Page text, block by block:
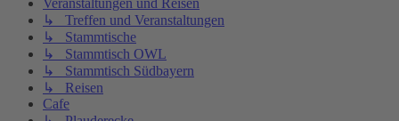
↳ Treffen und Veranstaltungen
↳ Stammtische
↳ Stammtisch OWL
↳ Stammtisch Südbayern
↳ Reisen
Cafe